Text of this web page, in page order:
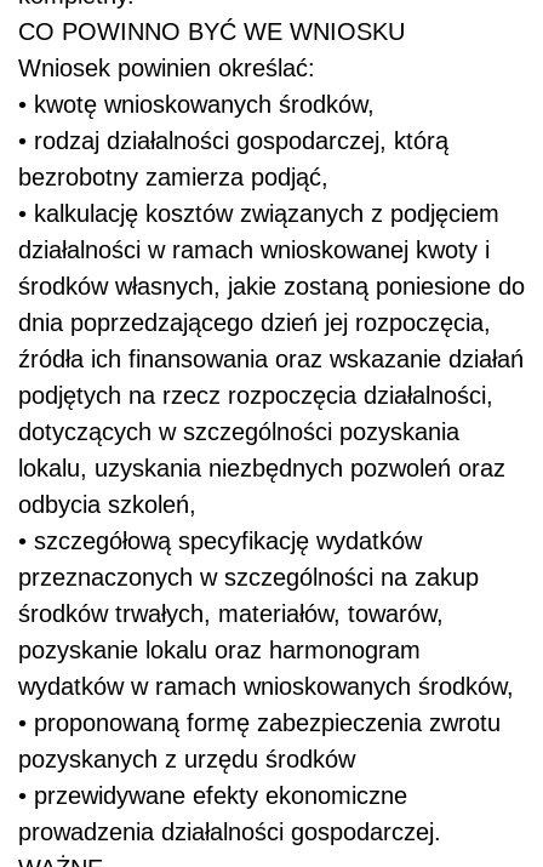
CO POWINNO BYĆ WE WNIOSKU
Wniosek powinien określać:
• kwotę wnioskowanych środków,
• rodzaj działalności gospodarczej, którą
bezrobotny zamierza podjąć,
• kalkulację kosztów związanych z podjęciem
działalności w ramach wnioskowanej kwoty i
środków własnych, jakie zostaną poniesione do
dnia poprzedzającego dzień jej rozpoczęcia,
źródła ich finansowania oraz wskazanie działań
podjętych na rzecz rozpoczęcia działalności,
dotyczących w szczególności pozyskania
lokalu, uzyskania niezbędnych pozwoleń oraz
odbycia szkoleń,
• szczegółową specyfikację wydatków
przeznaczonych w szczególności na zakup
środków trwałych, materiałów, towarów,
pozyskanie lokalu oraz harmonogram
wydatków w ramach wnioskowanych środków,
• proponowaną formę zabezpieczenia zwrotu
pozyskanych z urzędu środków
• przewidywane efekty ekonomiczne
prowadzenia działalności gospodarczej.